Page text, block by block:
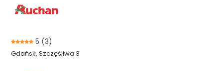
5 (3)
Gdańsk, Szczęśliwa 3